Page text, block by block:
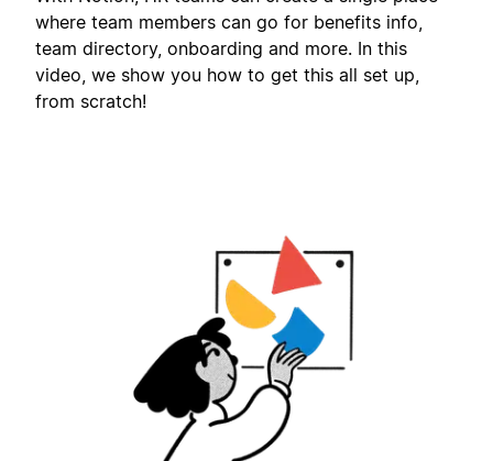
where team members can go for benefits info,
team directory, onboarding and more. In this
video, we show you how to get this all set up,
from scratch!